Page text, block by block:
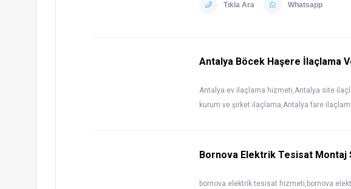
Tıkla Ara Whatsapp
Antalya Böcek Haşere İlaçlama
Antalya ev ilaçlama hizmeti,Antalya site
kurum ve şirket ilaçlama,Antalya fare
Bornova Elektrik Tesisat Montaj
bornova elektrik tesisat hizmeti,bornova